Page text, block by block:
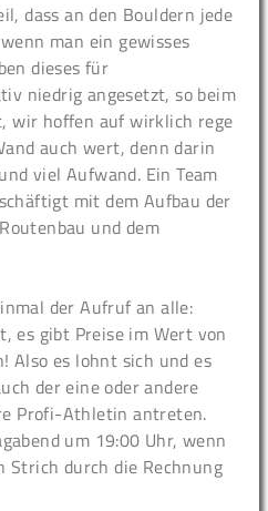
dass an den Bouldern jede
man ein gewisses
dieses für
niedrig angesetzt, so beim
wir hoffen auf wirklich rege
auch wert, denn darin
viel Aufwand. Ein Team
mit dem Aufbau der
und dem
der Aufruf an alle:
es gibt Preise im Wert von
Also es lohnt sich und es
der eine oder andere
Profi-Athletin antreten.
um 19:00 Uhr, wenn
Strich durch die Rechnung